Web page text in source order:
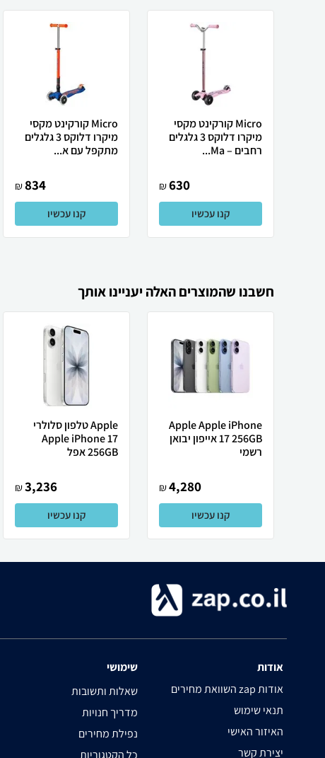
Micro קורקינט מקסי
מיקרו דלוקס 3 גלגלים
רחבים – Ma...
630
₪
קנו עכשיו
Micro קורקינט מקסי
מיקרו דלוקס 3 גלגלים
מתקפל עם א...
834
₪
קנו עכשיו
חשבנו שהמוצרים האלה יעניינו אותך
Apple Apple iPhone
17 256GB אייפון יבואן
רשמי
4,280
₪
קנו עכשיו
Apple טלפון סלולרי
Apple iPhone 17
256GB אפל
3,236
₪
קנו עכשיו
אודות
השוואת מחירים zap אודות
תנאי שימוש
האיזור האישי
יצירת קשר
שימושי
שאלות ותשובות
מדריך חנויות
נפילת מחירים
כל הקטגוריות